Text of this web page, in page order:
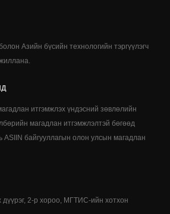
Азийн бүсийн технологийн тэргүүлэгч
итгэмжлэх үндэсний зөвлөлийн
магадлан итгэмжлэлтэй бөгөөд
ASIIN байгууллагын олон улсын магадлан
2-р хороо, МГТИС-ийн хотхон